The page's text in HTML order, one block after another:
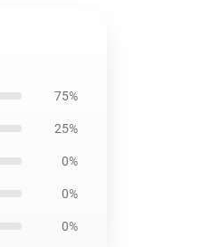
75%
25%
0%
0%
0%